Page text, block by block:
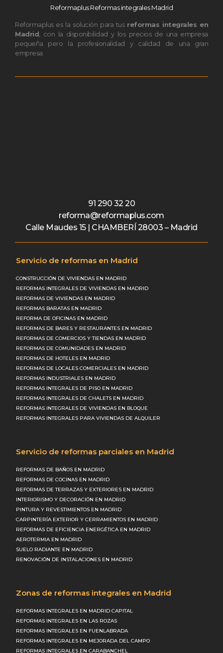
Reformaplus Reformas integrales Madrid
Reformaplus es la solución para tus reformas integrales en
Madrid , con la disponibilidad y los precios de una empresa
pequeña pero la profesionalidad y calidad de una gran
empresa.
91 290 32 20
reforma@reformaplus.com
Calle Maudes 15 | CHAMBERÍ 28003 – Madrid
Servicio de reformas en Madrid
CONSTRUCCIÓN DE VIVIENDAS EN MADRID
REFORMAS INTEGRALES DE VIVIENDAS EN MADRID
REFORMAS DE VIVIENDAS EN MADRID
REFORMAS BARATAS EN MADRID
REFORMA DE OFICINAS EN MADRID
REFORMAS DE BARES Y RESTAURANTES EN MADRID
REFORMAS DE COMERCIOS Y TIENDAS EN MADRID
REFORMAS DE COMUNIDADES EN MADRID
REFORMAS DE HOTELES EN MADRID
REFORMAS DE LOCALES COMERCIALES EN MADRID
REFORMAS INDUSTRIALES EN MADRID
REFORMAS INTEGRALES DE PISO EN MADRID
REFORMAS INTEGRALES DE CHALETS EN MADRID
REFORMAS INTEGRALES DE VIVIENDAS EN BLOQUE
REFORMAS INTEGRALES PARA VIVIENDAS DE ALQUILER
Servicio de reformas parciales en Madrid
REFORMAS DE BAÑOS EN MADRID
REFORMAS DE COCINAS EN MADRID
REFORMAS DE TERRAZAS Y EXTERIORES EN MADRID
INTERIORISMO Y DECORACIÓN EN MADRID
PINTURA Y REVESTIMIENTOS EN MADRID
CARPINTERÍA EXTERIOR Y CERRAMIENTOS EN MADRID
REFORMAS DE EFICIENCIA ENERGÉTICA EN MADRID
AEROTERMIA EN MADRID
SUELO RADIANTE EN MADRID
RENOVACIÓN DE INSTALACIONES EN MADRID
Zonas de reformas integrales en Madrid
REFORMAS INTEGRALES EN MADRID CAPITAL
REFORMAS INTEGRALES EN LAS ROZAS
REFORMAS INTEGRALES EN FUENLABRADA
REFORMAS INTEGRALES EN MEJORADA DEL CAMPO
REFORMAS INTEGRALES EN CARABANCHEL